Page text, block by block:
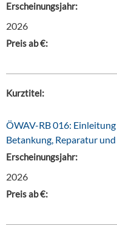
Erscheinungsjahr:
2026
Preis ab €:
Kurztitel:
ÖWAV-RB 016:
Betankung, Reparatur
Erscheinungsjahr:
2026
Preis ab €: